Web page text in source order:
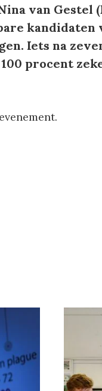
van Gestel
kandidaten
Iets na
procent